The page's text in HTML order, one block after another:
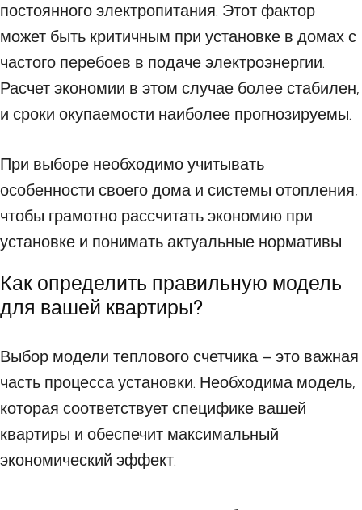
постоянного электропитания. Этот фактор
может быть критичным при установке в домах с
частого перебоев в подаче электроэнергии.
Расчет экономии в этом случае более стабилен,
и сроки окупаемости наиболее прогнозируемы.
При выборе необходимо учитывать
особенности своего дома и системы отопления,
чтобы грамотно рассчитать экономию при
установке и понимать актуальные нормативы.
Как определить правильную модель
для вашей квартиры?
Выбор модели теплового счетчика – это важная
часть процесса установки. Необходима модель,
которая соответствует специфике вашей
квартиры и обеспечит максимальный
экономический эффект.